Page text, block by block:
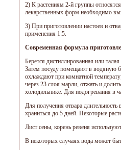
2) К растениям 2-й группы
лекарственных форм необходимо
3) При приготовлении настоев и
применения 1:5.
Современная формула
Берется дистиллированная или
Затем посуду помещают в водяную
охлаждают при комнатной
через 23 слоя марли, отжать и
холодильнике. Для подогревания в
Для получения отвара
храниться до 5 дней. Некоторые
Лист сены, корень ревеня
В некоторых случаях вода может